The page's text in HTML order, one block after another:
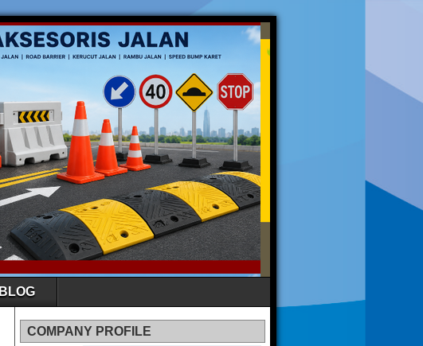
BLOG
COMPANY PROFILE